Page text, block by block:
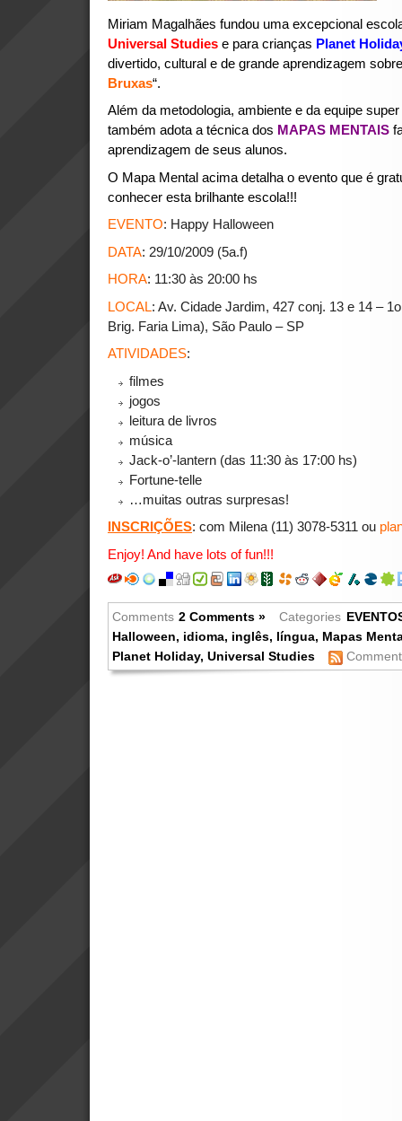
Miriam Magalhães fundou uma excepcional
Universal Studies e para crianças Planet
divertido, cultural e de grande aprendizagem
Bruxas“.
Além da metodologia, ambiente e da equipe
também adota a técnica dos MAPAS MENTAIS
aprendizagem de seus alunos.
O Mapa Mental acima detalha o evento que é
conhecer esta brilhante escola!!!
EVENTO: Happy Halloween
DATA: 29/10/2009 (5a.f)
HORA: 11:30 às 20:00 hs
LOCAL: Av. Cidade Jardim, 427 conj. 13 e 14 –
Brig. Faria Lima), São Paulo – SP
ATIVIDADES:
filmes
jogos
leitura de livros
música
Jack-o’-lantern (das 11:30 às 17:00 hs)
Fortune-telle
…muitas outras surpresas!
INSCRIÇÕES: com Milena (11) 3078-5311 ou
Enjoy! And have lots of fun!!!
Comments 2 Comments » Categories
Halloween, idioma, inglês, língua, Mapas
Planet Holiday, Universal Studies